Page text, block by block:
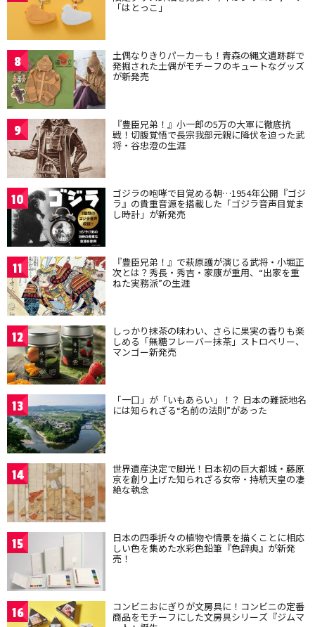
「はとっこ」
8 土偶なりきりパーカーも！青森の縄文遺跡群で
発掘された土偶がモチーフのキュートなグッズ
が新発売
9 『豊臣兄弟！』小一郎の5万の大軍に徹底抗
戦！切腹覚悟で長宗我部元親に降伏を迫った武
将・谷忠澄の生涯
10 ゴジラの咆哮で目覚める朝…1954年公開『ゴジ
ラ』の貴重音源を搭載した「ゴジラ音声目覚ま
し時計」が新発売
11 『豊臣兄弟！』で萩原護が演じる武将・小堀正
次とは？秀長・秀吉・家康が重用、“出家を重
ねた実務派”の生涯
12 しっかり抹茶の味わい、さらに果実の香りも楽
しめる「無糖フレーバー抹茶」ストロベリー、
マンゴー新発売
13 「一口」が「いもあらい」！？ 日本の難読地名
には知られざる“名前の法則”があった
14 世界遺産決定で脚光！日本初の巨大都城・藤原
京を創り上げた知られざる女帝・持統天皇の凄
絶な執念
15 日本の四季折々の植物や情景を描くことに相応
しい色を集めた水彩色鉛筆『色辞典』が新発
売！
16 コンビニおにぎりが文房具に！コンビニの定番
商品をモチーフにした文房具シリーズ『ジムマ